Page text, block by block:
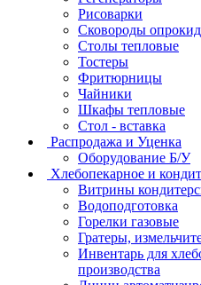
Рисоварки
Сковороды
Столы тепловые
Тостеры
Фритюрницы
Чайники
Шкафы тепловые
Стол - вставка
Распродажа и Уценка
Оборудование Б/У
Хлебопекарное и
Витрины
Водоподготовка
Горелки газовые
Гратеры,
Инвентарь для
производства